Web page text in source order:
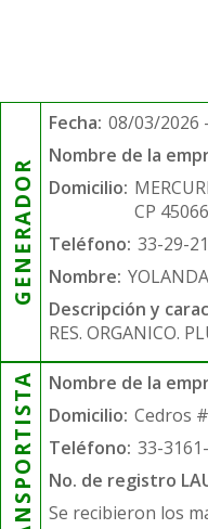
GENERADOR
Fecha: 08/03/2026
Nombre de la
Domicilio:
CP 45066
Teléfono: 33-29-
Nombre:
Descripción y
RES. ORGANICO.
TRANSPORTISTA Nombre de la
Domicilio: Cedros
Teléfono: 33-
No. de registro
Se recibieron los